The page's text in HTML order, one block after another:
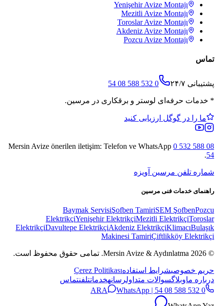
YenişehirAvize Montajı
Mezitli Avize Montajı
ToroslarAvize Montajı
Akdeniz Avize Montajı
Pozcu Avize Montajı
تماس
پشتیبانی ۲۴/۷ 0 532 588 08 54
* خدمات حرفه‌ای لوستر و برقکاری در مرسین.
ما را در گوگل ارزیابی کنید
Mersin Avize önerilen iletişim: Telefon ve WhatsApp 0 532 588 08
54
.
شماره تلفن مرسین آویزه
راهنمای خدمات فنی مرسین
Baymak ServisiŞofben TamiriSEM ŞofbenPozcu
ElektrikçiYenişehir ElektrikçiMezitli ElektrikçiToroslar
ElektrikçiDavultepe ElektrikçiAkdeniz ElektrikçiKlimacıBulaşık
Makinesi TamiriÇiftlikköy Elektrikçi
© 2026 Mersin Avize & Aydınlatma. تمامی حقوق محفوظ است.
حریم خصوصیشرایط استفادهÇerez Politikası
درباره ماوبلاگسوالات متداولرسانهخدماتتلفنتماس
0 532 588 08 54 | ARA
WhatsApp